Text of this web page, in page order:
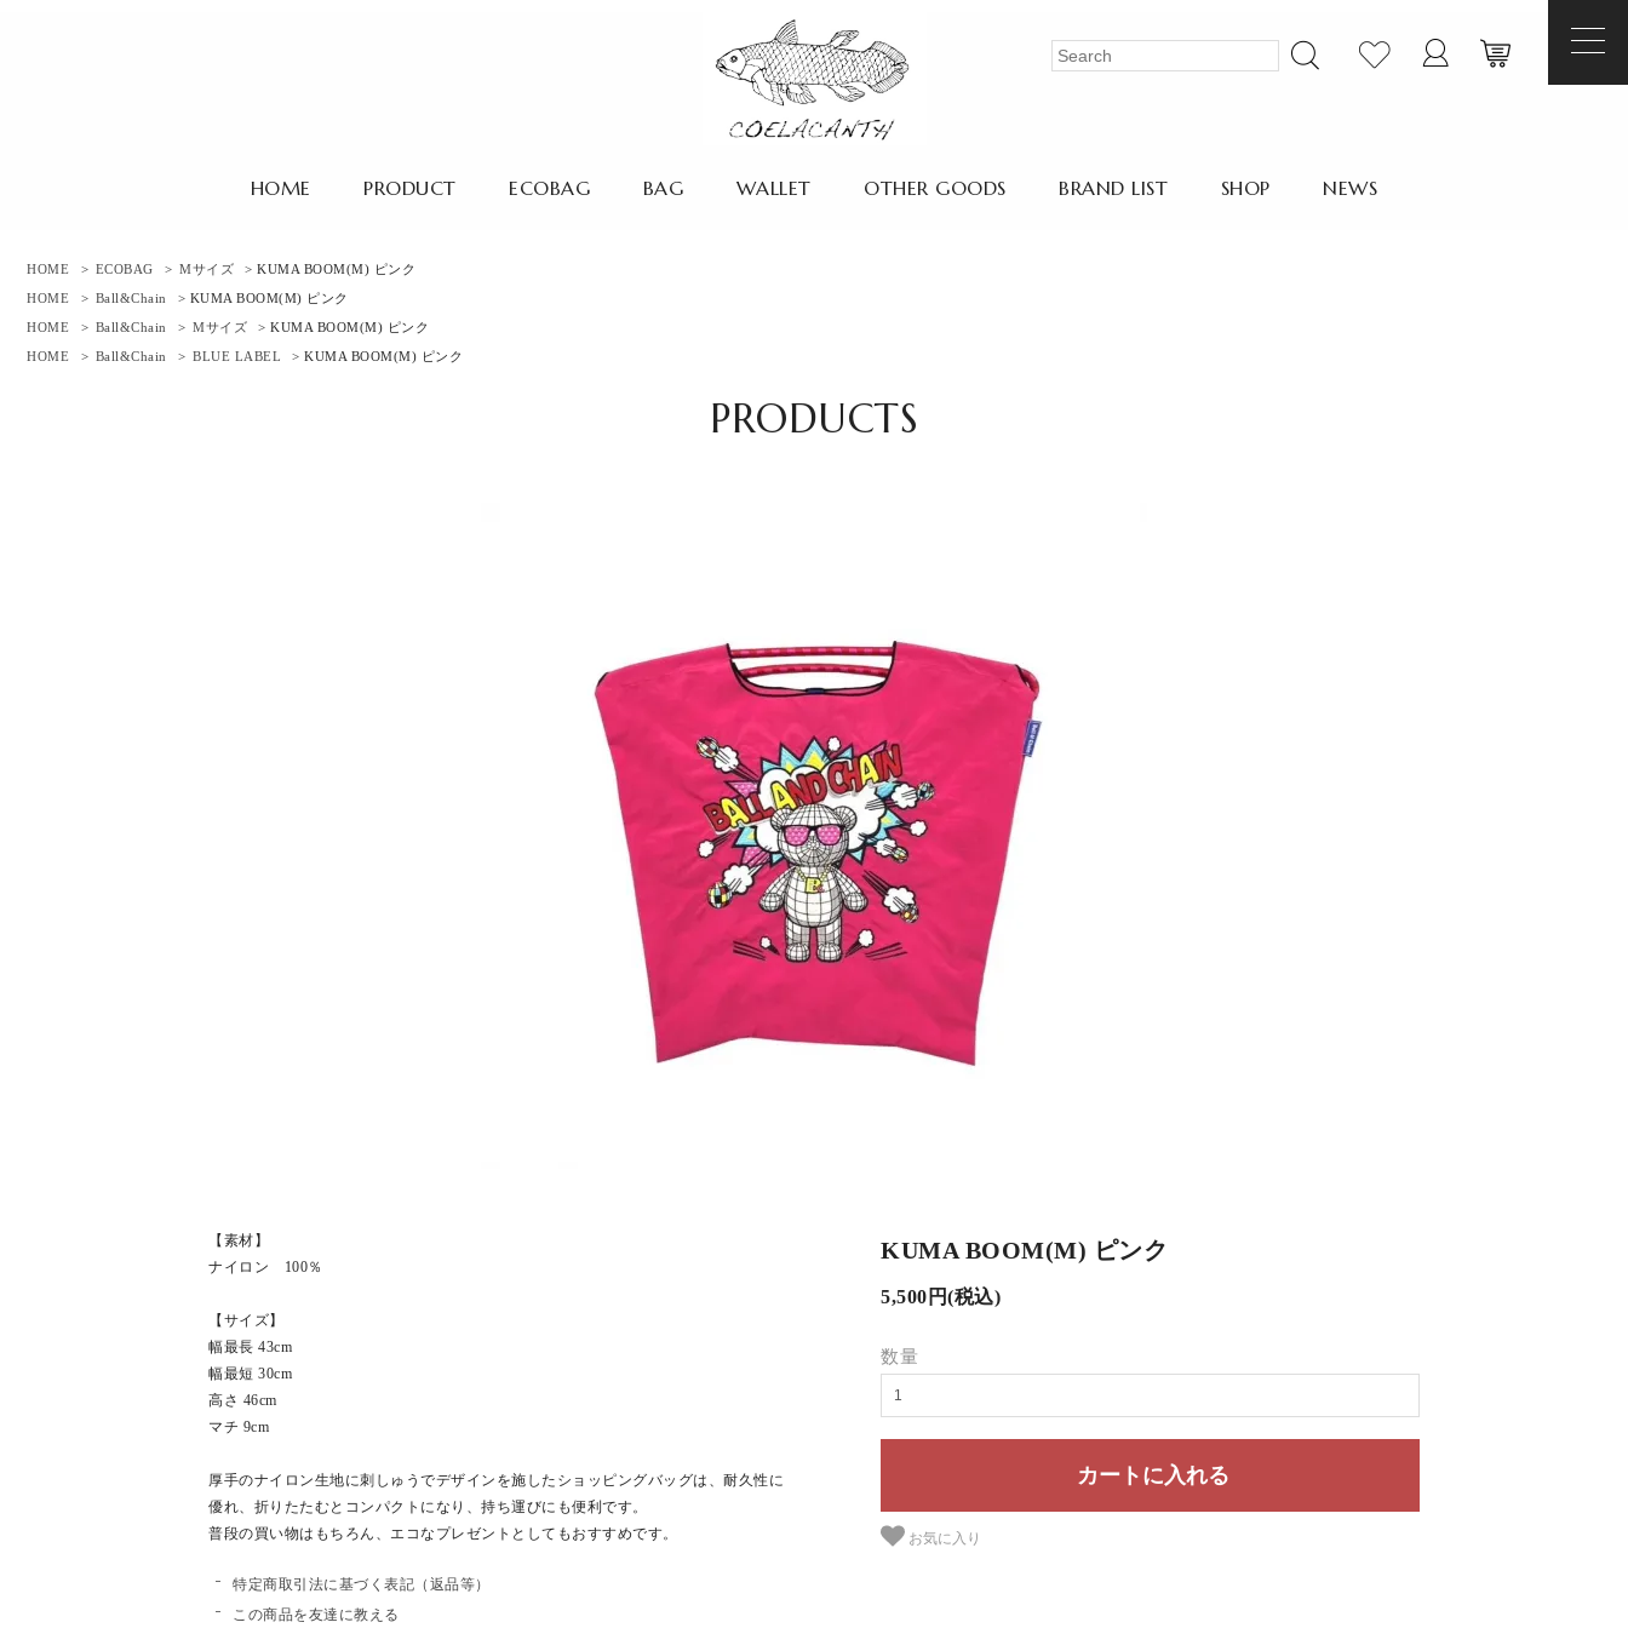
HOME PRODUCT ECOBAG BAG WALLET OTHER GOODS BRAND LIST SHOP NEWS
HOME > ECOBAG > Mサイズ
> KUMA BOOM(M) ピンク
HOME
> Ball&Chain
> KUMA BOOM(M) ピンク
HOME
> Ball&Chain > Mサイズ
> KUMA BOOM(M) ピンク
HOME
> Ball&Chain > BLUE LABEL > KUMA BOOM(M) ピンク
PRODUCTS
KUMA BOOM(M) ピンク
5,500円(税込)
数量
お気に入り
【素材】
ナイロン 100％
【サイズ】
幅最長 43cm
幅最短 30cm
高さ 46cm
マチ 9cm
厚手のナイロン生地に刺しゅうでデザインを施したショッピングバッグは、耐久性に
優れ、折りたたむとコンパクトになり、持ち運びにも便利です。
普段の買い物はもちろん、エコなプレゼントとしてもおすすめです。
特定商取引法に基づく表記（返品等）
この商品を友達に教える